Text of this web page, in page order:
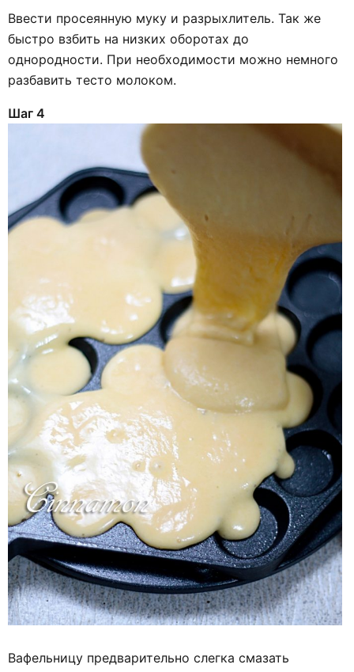
Ввести просеянную муку и разрыхлитель. Так же
быстро взбить на низких оборотах до
однородности. При необходимости можно немного
разбавить тесто молоком.
Шаг 4
Вафельницу предварительно слегка смазать